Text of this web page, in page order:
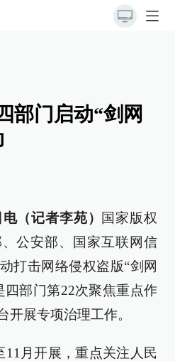
部门启动“剑网
（记者李苑）
国家版权
公安部、国家互联网信
打击网络侵权盗版“剑网
四部门第22次聚焦重点作
开展专项治理工作。
月开展，重点关注人民